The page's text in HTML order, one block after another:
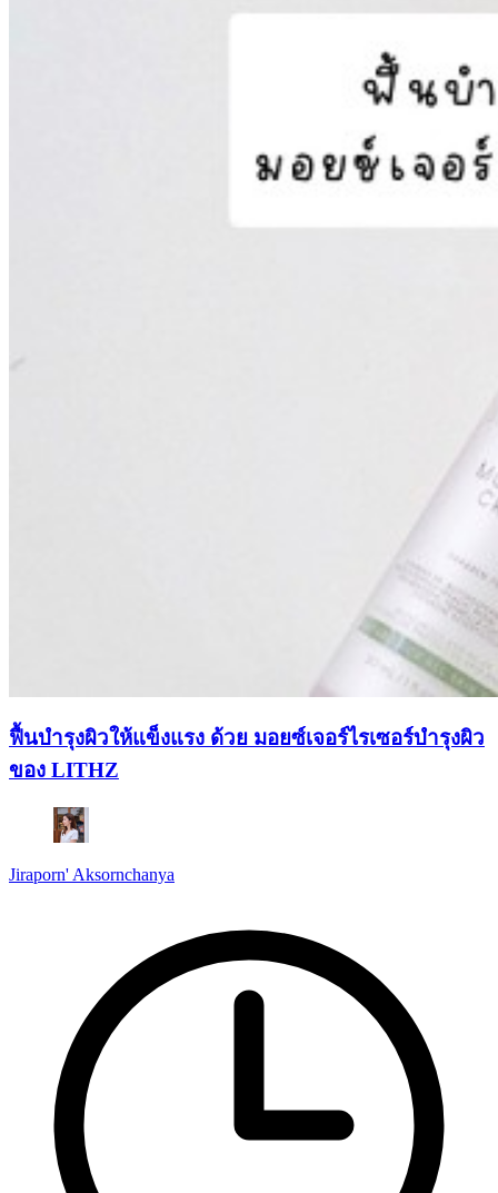
ฟื้นบำรุงผิวให้แข็งแรง ด้วย มอยซ์เจอร์ไรเซอร์บำรุงผิว
ของ LITHZ
Jiraporn' Aksornchanya